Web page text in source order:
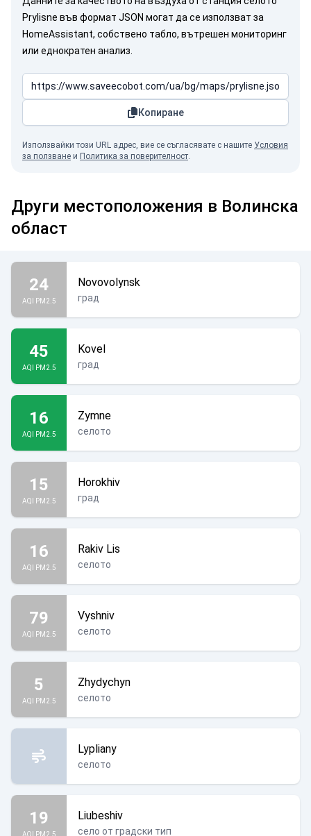
Prylisne във формат JSON могат да се използват за
HomeAssistant, собствено табло, вътрешен мониторинг
или еднократен анализ.
Копиране
Използвайки този URL адрес, вие се съгласявате с нашите Условия
за ползване и Политика за поверителност.
Други местоположения в Волинска
област
24
AQI PM2.5
Novovolynsk
град
45
AQI PM2.5
Kovel
град
16
AQI PM2.5
Zymne
селото
15
AQI PM2.5
Horokhiv
град
16
AQI PM2.5
Rakiv Lis
селото
79
AQI PM2.5
Vyshniv
селото
5
AQI PM2.5
Zhydychyn
селото
Lypliany
селото
19
AQI PM2.5
Liubeshiv
село от градски тип